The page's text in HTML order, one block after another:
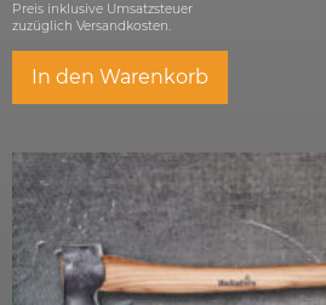
Preis inklusive Umsatzsteuer
zuzüglich Versandkosten.
In den Warenkorb